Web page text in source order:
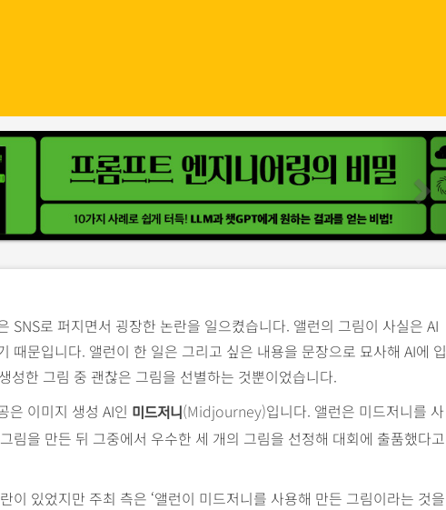
n
e
x
SNS로 퍼지면서 굉장한 논란을 일으켰습니다. 앨런의 그림이 사실은 AI
때문입니다. 앨런이 한 일은 그리고 싶은 내용을 문장으로 묘사해 AI에 입
성한 그림 중 괜찮은 그림을 선별하는 것뿐이었습니다.
은 이미지 생성 AI인 미드저니 (Midjourney)입니다. 앨런은 미드저니를 사
림을 만든 뒤 그중에서 우수한 세 개의 그림을 선정해 대회에 출품했다고
이 있었지만 주최 측은 ‘앨런이 미드저니를 사용해 만든 그림이라는 것을